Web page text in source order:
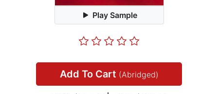
Play Sample
Add To Cart (Abridged)